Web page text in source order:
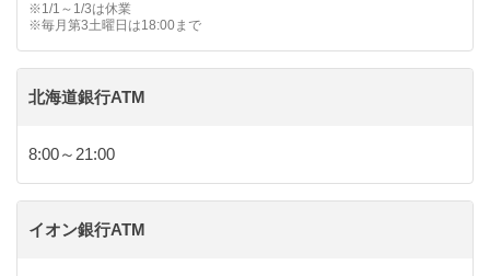
※1/1～1/3は休業
※毎月第3土曜日は18:00まで
北海道銀行ATM
8:00～21:00
イオン銀行ATM